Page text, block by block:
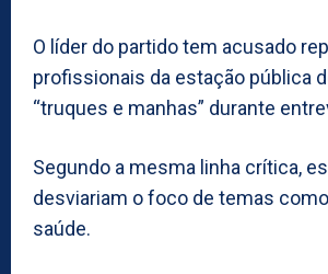
O líder do partido tem acusado
profissionais da estação pública
“truques e manhas” durante
Segundo a mesma linha crítica,
desviariam o foco de temas
saúde.